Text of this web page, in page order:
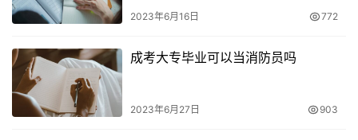
2023年6月16日 772
成考大专毕业可以当消防员吗
2023年6月27日 903